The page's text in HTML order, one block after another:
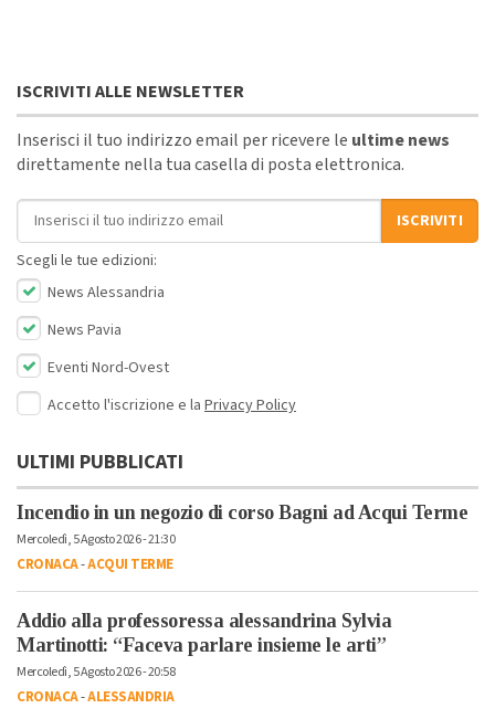
ISCRIVITI ALLE NEWSLETTER
Inserisci il tuo indirizzo email per ricevere le ultime news
direttamente nella tua casella di posta elettronica.
Indirizzo email
ISCRIVITI
Scegli le tue edizioni:
News Alessandria
News Pavia
Eventi Nord-Ovest
Accetto l'iscrizione e la Privacy Policy
ULTIMI PUBBLICATI
Incendio in un negozio di corso Bagni ad Acqui Terme
Mercoledì, 5 Agosto 2026 - 21:30
CRONACA-ACQUI TERME
Addio alla professoressa alessandrina Sylvia
Martinotti: “Faceva parlare insieme le arti”
Mercoledì, 5 Agosto 2026 - 20:58
CRONACA-ALESSANDRIA